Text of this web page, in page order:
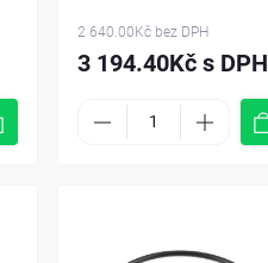
2 640.00Kčbez DPH
3 194.40Kč s DPH